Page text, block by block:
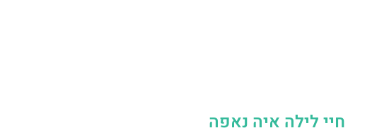
חיי לילה איה נאפה